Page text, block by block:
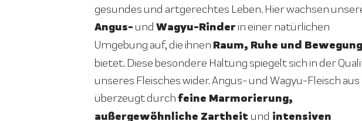
gesundes und artgerechtes Leben. Hier wachsen
Angus- undWagyu-Rinderin einer natürlichen
Umgebung auf, die ihnen Raum, Ruhe und Bewegung
bietet. Diese besondere Haltung spiegelt sich in der
unseres Fleisches wider. Angus- und Wagyu-Fleisch aus
überzeugt durch feine Marmorierung,
außergewöhnliche Zartheit und intensiven